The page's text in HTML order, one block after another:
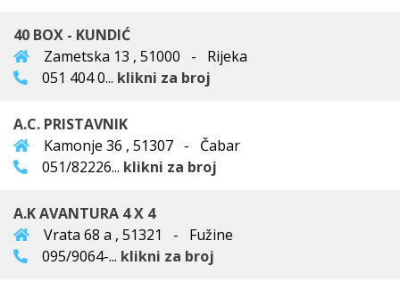
40 BOX - KUNDIĆ
Zametska 13 , 51000 - Rijeka
051 404 0... klikni za broj
A.C. PRISTAVNIK
Kamonje 36 , 51307 - Čabar
051/82226... klikni za broj
A.K AVANTURA 4 X 4
Vrata 68 a , 51321 - Fužine
095/9064-... klikni za broj